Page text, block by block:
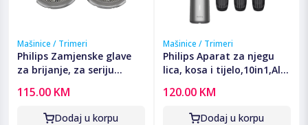
Mašinice / Trimeri
Philips Zamjenske glave
za brijanje, za seriju
SH91/50
115.00 KM
Dodaj u korpu
Mašinice / Trimeri
Philips Aparat za njegu
lica, kosa i tijelo,10in1,All-
MG5921/15
120.00 KM
Dodaj u korpu